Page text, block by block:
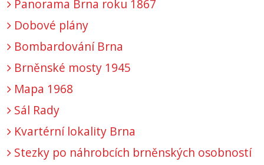
Panorama Brna roku 1867
Dobové plány
Bombardování Brna
Brněnské mosty 1945
Mapa 1968
Sál Rady
Kvartérní lokality Brna
Stezky po náhrobcích brněnských osobností